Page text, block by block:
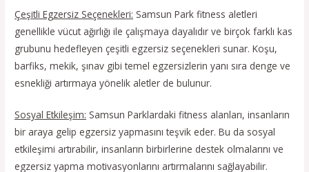
Çeşitli Egzersiz Seçenekleri: Samsun Park fitness aletleri
genellikle vücut ağırlığı ile çalışmaya dayalıdır ve birçok farklı kas
grubunu hedefleyen çeşitli egzersiz seçenekleri sunar. Koşu,
barfiks, mekik, şınav gibi temel egzersizlerin yanı sıra denge ve
esnekliği artırmaya yönelik aletler de bulunur.
Sosyal Etkileşim: Samsun Parklardaki fitness alanları, insanların
bir araya gelip egzersiz yapmasını teşvik eder. Bu da sosyal
etkileşimi artırabilir, insanların birbirlerine destek olmalarını ve
egzersiz yapma motivasyonlarını artırmalarını sağlayabilir.